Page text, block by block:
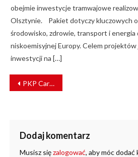
obejmie inwestycje tramwajowe
Olsztynie. Pakiet dotyczy kluczowych
środowisko, zdrowie, transport i
niskoemisyjnej Europy. Celem
inwestycji na […]
NAWIGACJA
WPISU
PKP Cargo z nowymi kontraktami na przewóz węgla dla Grupy ENEA
Dodaj komentarz
Musisz sięzalogować, aby móc dodać